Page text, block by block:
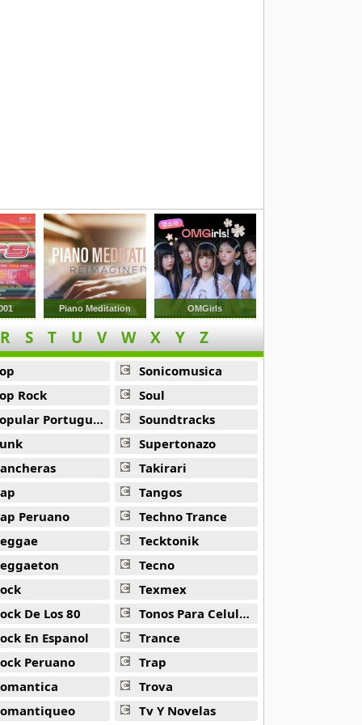
Piano Meditation OMGirls
R S T U V W X Y Z
Rock
Portuguesa
Peruano
De Los 80
En Espanol
Peruano
Sonicomusica
Soul
Soundtracks
Supertonazo
Takirari
Tangos
Techno Trance
Tecktonik
Tecno
Texmex
Tonos Para Celulares
Trance
Trap
Trova
Tv Y Novelas